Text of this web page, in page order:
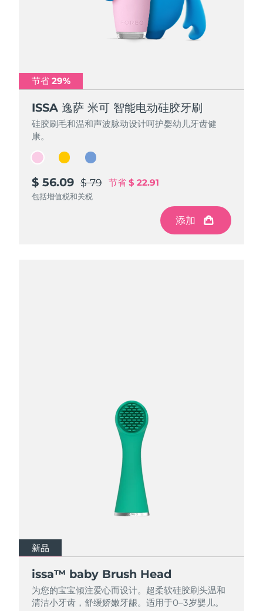
节省 29%
ISSA 逸萨 米可 智能电动硅胶牙刷
硅胶刷毛和温和声波脉动设计呵护婴幼儿牙齿健
康。
$ 56.09 $ 79 节省 $ 22.91
包括增值税和关税
添加
节省 29%
ISSA 逸萨 米可 智能电动硅胶牙刷
硅胶刷毛和温和声波脉动设计呵护婴幼儿牙齿健
康。
$ 56.09 $ 79 节省 $ 22.91
包括增值税和关税
添加
节省 29%
ISSA 逸萨 米可 智能电动硅胶牙刷
硅胶刷毛和温和声波脉动设计呵护婴幼儿牙齿健
康。
$ 56.09 $ 79 节省 $ 22.91
包括增值税和关税
添加
新品
issa™ baby Brush Head
为您的宝宝倾注爱心而设计。超柔软硅胶刷头温和
清洁小牙齿，舒缓娇嫩牙龈。适用于0–3岁婴儿。
新品
issa™ baby Brush Head
为您的宝宝倾注爱心而设计。超柔软硅胶刷头温和
清洁小牙齿，舒缓娇嫩牙龈。适用于0–3岁婴儿。
新品
issa™ baby Brush Head
为您的宝宝倾注爱心而设计。超柔软硅胶刷头温和
清洁小牙齿，舒缓娇嫩牙龈。适用于0–3岁婴儿。